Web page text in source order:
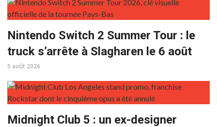
Nintendo Switch 2 Summer Tour : le
truck s’arrête à Slagharen le 6 août
5 août 2026
Midnight Club 5 : un ex-designer